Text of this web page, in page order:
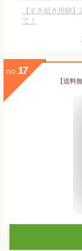
【すき焼き用卵
て！
no. 17
【送料